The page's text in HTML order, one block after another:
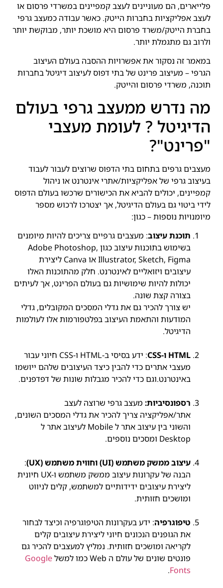
פלייארים, הם מעוניינים לעצב קמפיינים במשרדי פרסום או
לעצב אפליקציות בחברות הייטק. כאשר עבודה כמעצב גרפי
בחברת הייטק/משרד פרסום היא מושכת יותר, מבוקשת יותר
ולרוב גם מתגמלת יותר.
במאמר זה נסקור את אפשרויות ההסבה בעולם העיצוב
הגרפי – מעיצוב פרינט של בתי דפוס לעיצוב דיגיטל בחברות
תוכנה, משרדי פרסום והייטק.
מה נדרש ממעצב גרפי בעולם
הדיגיטל ? לעומת מעצבי
"פרינט"?
מעצבים גרפים בתחום בתי הדפוס שרוצים לעבור לעבוד
בעיצוב גרפי של אפליקציות/אתרי אינטרנט או ניהול
קמפיינים, יכולים להביא את הכישורים שרכשו בעולם הדפוס
לידי ביטוי גם בעולם הדיגיטל, אך יצטרכו לרכוש מספר
מיומנויות נוספות – כגון:
תוכנת עיצוב: מעצבים גרפיים צריכים להיות מיומנים
בשימוש בתוכנות עיצוב כגון Adobe Photoshop,
Illustrator, Sketch, Figma או Canva ליצירת
עיצובים ויזואליים לאינטרנט. חלק מהתוכנות האלו
יכולות להיות שימושיות גם בעולם הפרינט, אך לעיתים
בצורה קצת שונה.
יש צורך להכיר גם את גדלי המסכים המקובלים, גדלי
המודעות והתאמת העיצוב בפלטפורמות אלו לעולמות
הדיגיטל.
HTML ו-CSS
: ידע בסיסי ב-HTML ו-CSS חיוני עבור
מעצבי אתרים כדי להבין כיצד העיצובים שלהם ייושמו
באינטרנט.וגם כדי להכיר מגבלות שונות של דפדפנים.
רספונסיביות: מעצב גרפי שרוצה לעצב
אתר/אפליקציה צריך להכיר את גדלי המסכים השונים,
והשוני בין עיצוב אתר ל Mobile לעיצוב אתר ל
Desktop ומסכים נוספים.
עיצוב ממשק משתמש (UI) וחווית משתמש (UX)
:
הבנה של עקרונות עיצוב ממשק משתמש ו-UX חיונית
ליצירת עיצובים ידידותיים למשתמש, קלים לניווט
ומושכים חזותית.
טיפוגרפיה: ידע בעקרונות הטיפוגרפיה וכיצד לבחור
את הגופנים הנכונים חיוני ליצירת עיצובים קלים
לקריאה ומושכים חזותית. נמליץ למעצבים להכיר גם
פונטים שונים של עולם ה Web כמו למשל
Google
Fonts
.